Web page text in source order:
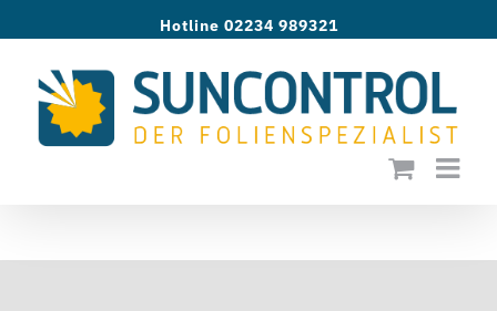
springen
Hotline 02234 989321